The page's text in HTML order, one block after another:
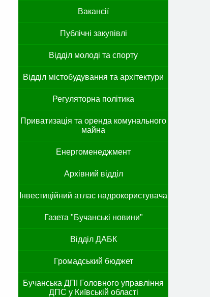
Вакансії
Публічні закупівлі
Відділ молоді та спорту
Відділ містобудування та архітектури
Регуляторна політика
Приватизація та оренда комунального
майна
Енергоменеджмент
Архівний відділ
Інвестиційний атлас надрокористувача
Газета "Бучанські новини"
Відділ ДАБК
Громадський бюджет
Бучанська ДПІ Головного управління
ДПС у Київській області